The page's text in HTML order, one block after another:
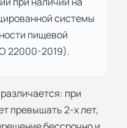
системы
пищевой
22000-2019).
при
превышать 2-х лет,